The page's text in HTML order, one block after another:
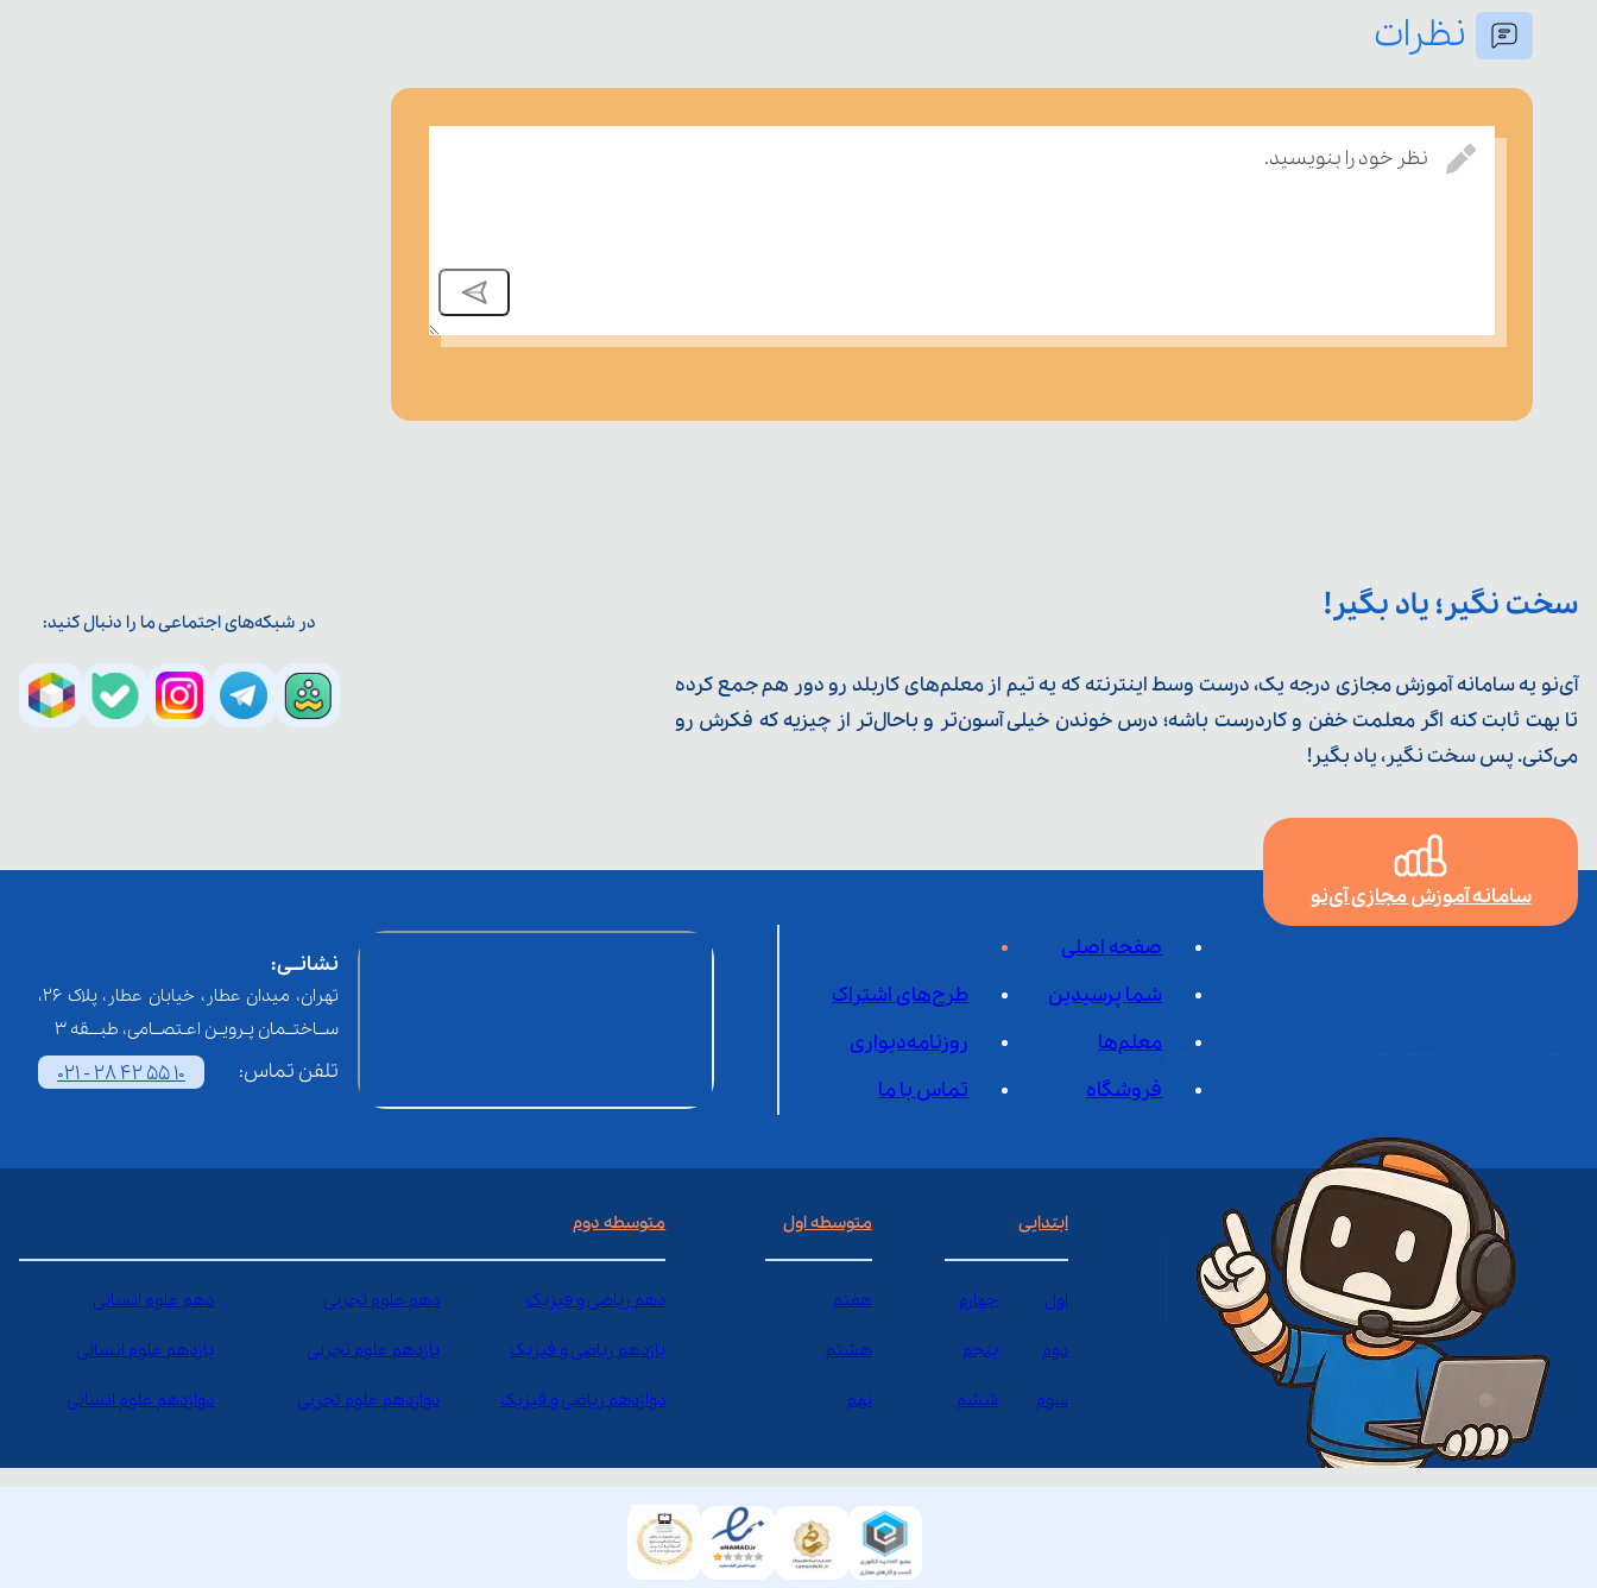
نظرات
نظر خود را بنویسید.
سخت نگیر؛ یاد بگیر!
آی‌نو یه سامانه آموزش مجازی درجه یک، درست وسط اینترنته که یه تیم از معلم‌‌های کاربلد رو دور هم جمع کرده
تا بهت ثابت کنه اگر معلمت خفن و کاردرست باشه؛ درس خوندن خیلی آسون‌تر و باحال‌تر از چیزیه که فکرش رو
می‌کنی. پس سخت نگیر، یاد بگیر!
در شبکه‌های اجتماعی ما را دنبال کنید:
سامانه آموزش مجازی آی‌نو
صفحه اصلی
شما پرسیدین
طرح‌های اشتراک
معلم‌ها
روزنامه‌دیواری
فروشگاه
تماس با ما
نشانــی:
تهران، میدان عطار، خیابان عطار، پلاک 26،
ســاختــمان پـرویـن اعـتصــامی، طبـــقه 3
تلفن تماس: 021 - 28 42 55 10
ابتدایی
اول چهارم
دوم پنجم
سوم ششم
متوسطه اول
هفتم
هشتم
نهم
متوسطه دوم
دهم ریاضی و فیزیک دهم علوم تجربی دهم علوم انسانی
یازدهم ریاضی و فیزیک یازدهم علوم تجربی یازدهم علوم انسانی
دوازدهم ریاضی و فیزیک دوازدهم علوم تجربی دوازدهم علوم انسانی